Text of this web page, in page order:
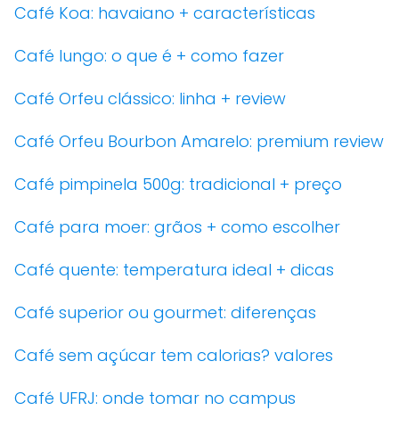
Café Koa: havaiano + características
Café lungo: o que é + como fazer
Café Orfeu clássico: linha + review
Café Orfeu Bourbon Amarelo: premium review
Café pimpinela 500g: tradicional + preço
Café para moer: grãos + como escolher
Café quente: temperatura ideal + dicas
Café superior ou gourmet: diferenças
Café sem açúcar tem calorias? valores
Café UFRJ: onde tomar no campus